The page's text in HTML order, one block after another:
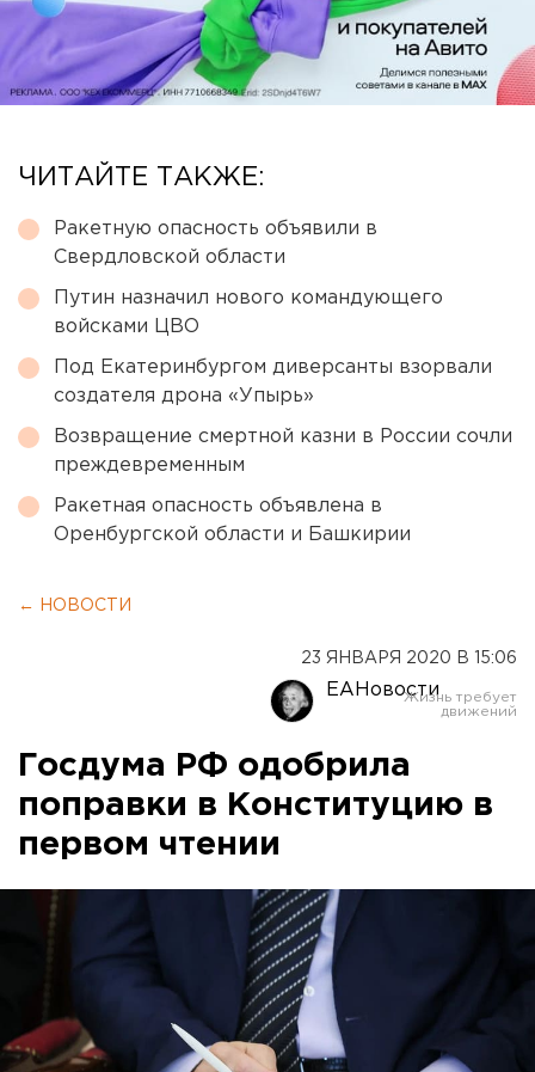
ЧИТАЙТЕ ТАКЖЕ:
Ракетную опасность объявили в
Свердловской области
Путин назначил нового командующего
войсками ЦВО
Под Екатеринбургом диверсанты взорвали
создателя дрона «Упырь»
Возвращение смертной казни в России сочли
преждевременным
Ракетная опасность объявлена в
Оренбургской области и Башкирии
← НОВОСТИ
23 ЯНВАРЯ 2020 В 15:06
ЕАНовости
Госдума РФ одобрила
поправки в Конституцию в
первом чтении